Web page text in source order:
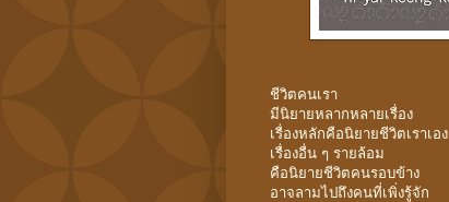
ชีวิตคนเรา
มีนิยายหลากหลายเรื่อง
เรื่องหลักคือนิยายชีวิตเราเอง
เรื่องอื่น ๆ รายล้อม
คือนิยายชีวิตคนรอบข้าง
อาจลามไปถึงคนที่เพิ่งรู้จัก